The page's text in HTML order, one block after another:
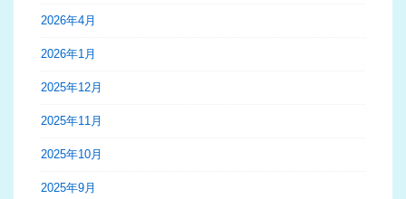
2026年4月
2026年1月
2025年12月
2025年11月
2025年10月
2025年9月